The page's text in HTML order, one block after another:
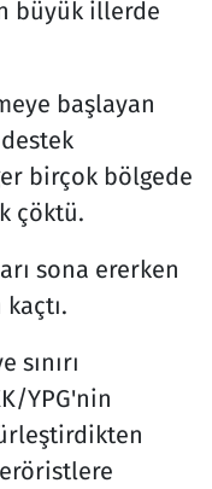
büyük illerde
başlayan
birçok bölgede
çöktü.
sona ererken
YPG'nin